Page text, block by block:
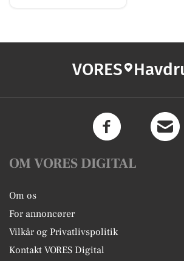
VORES
OM VORES DIGITAL
Om os
For annoncører
Vilkår og Privatlivspolitik
Kontakt VORES Digital